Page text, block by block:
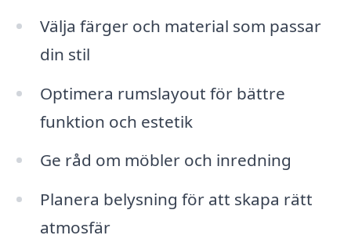
Välja färger och material som passar
din stil
Optimera rumslayout för bättre
funktion och estetik
Ge råd om möbler och inredning
Planera belysning för att skapa rätt
atmosfär